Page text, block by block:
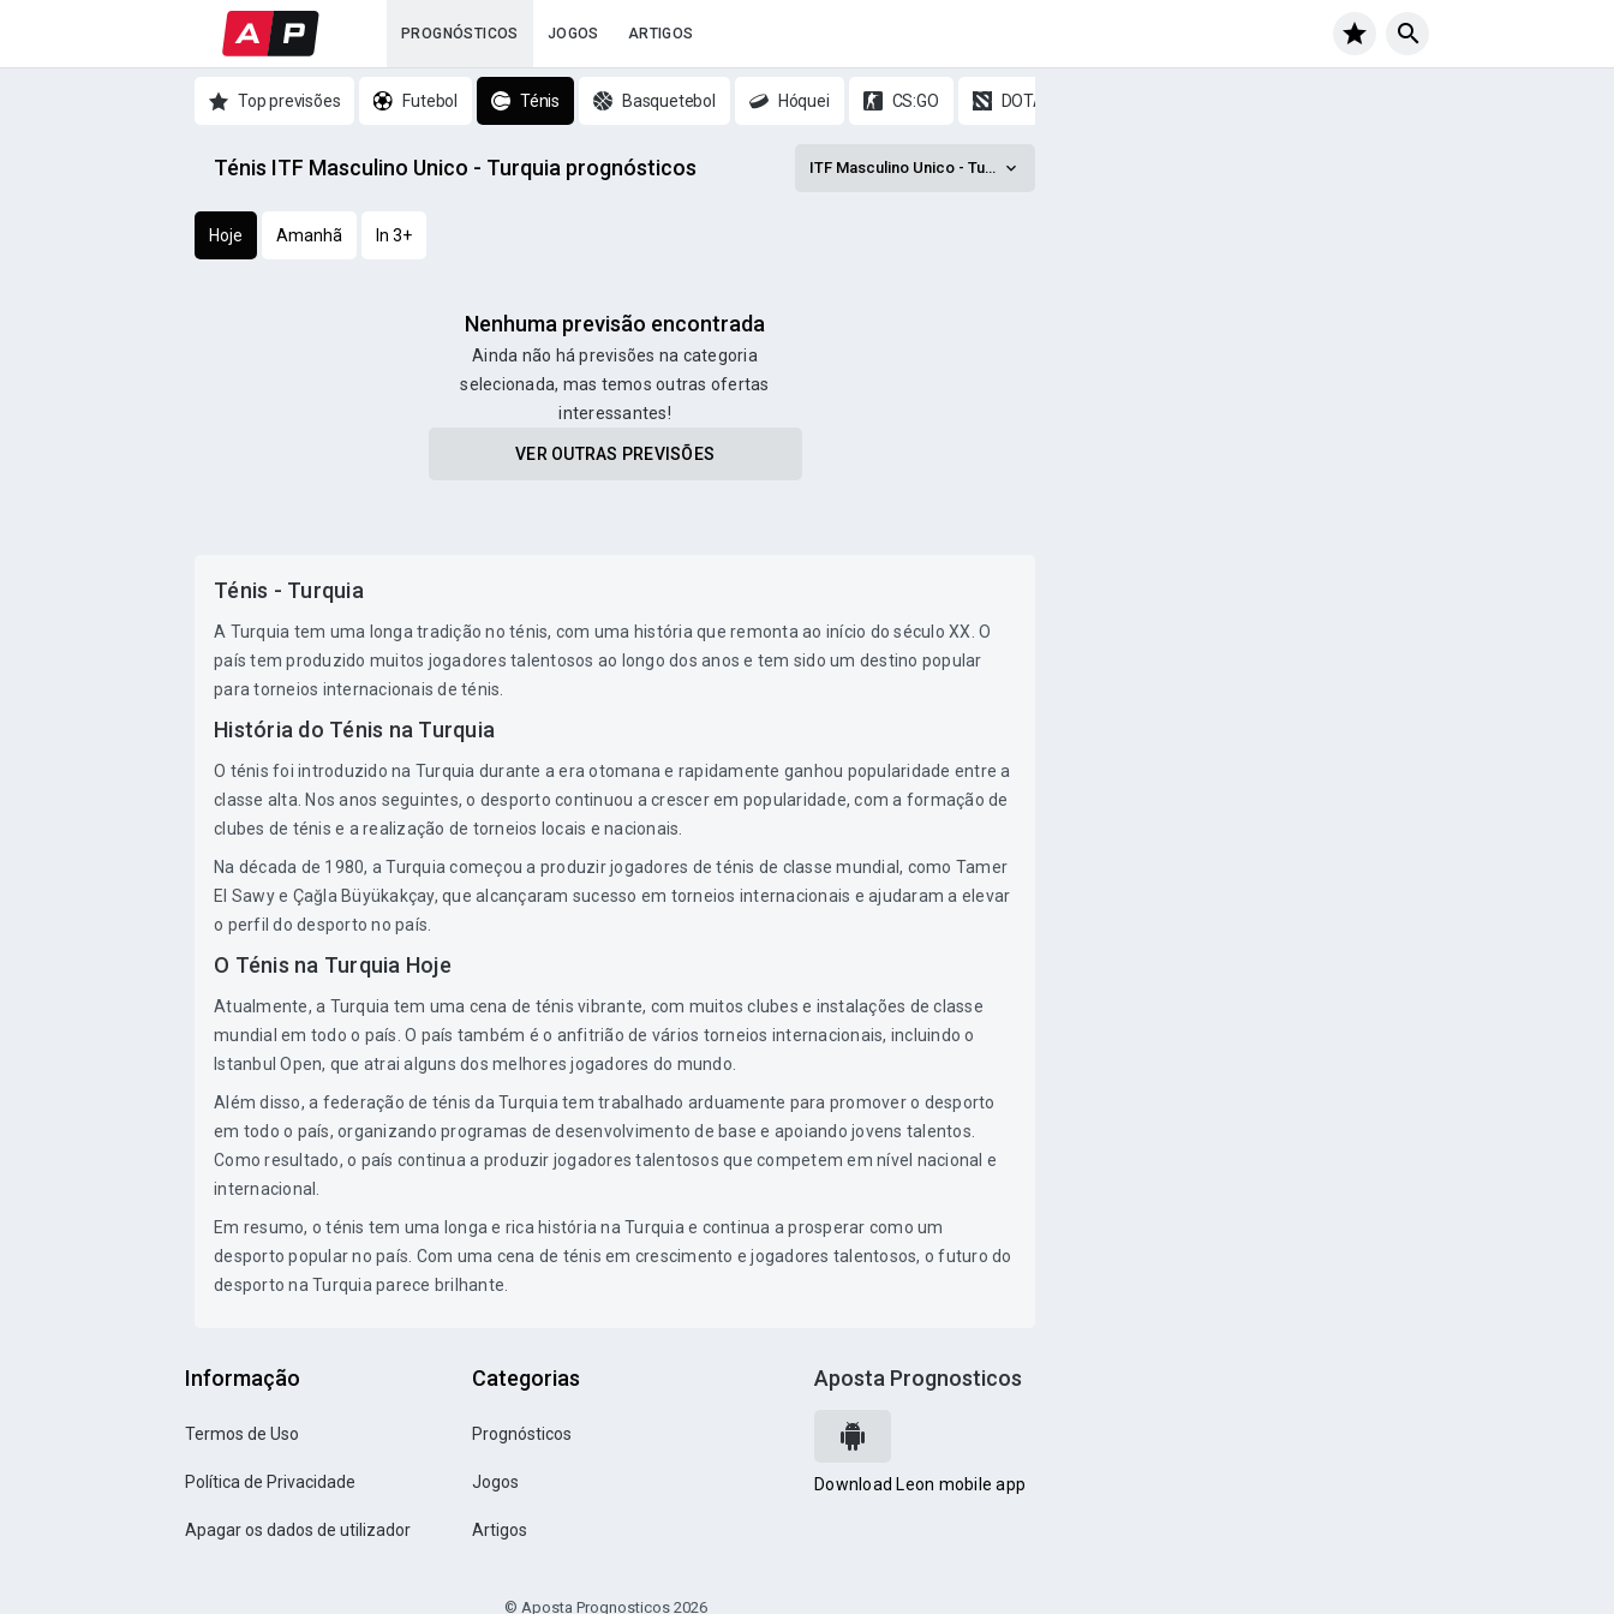
PROGNÓSTICOS JOGOS ARTIGOS
Top previsões Futebol Ténis Basquetebol Hóquei CS:GO DOTA 2
Ténis ITF Masculino Unico - Turquia prognósticos ITF Masculino Unico - Turquia
Hoje Amanhã In 3+
Nenhuma previsão encontrada
Ainda não há previsões na categoria
selecionada, mas temos outras ofertas
interessantes!
VER OUTRAS PREVISÕES
Ténis - Turquia
A Turquia tem uma longa tradição no ténis, com uma história que remonta ao início do século XX. O
país tem produzido muitos jogadores talentosos ao longo dos anos e tem sido um destino popular
para torneios internacionais de ténis.
História do Ténis na Turquia
O ténis foi introduzido na Turquia durante a era otomana e rapidamente ganhou popularidade entre a
classe alta. Nos anos seguintes, o desporto continuou a crescer em popularidade, com a formação de
clubes de ténis e a realização de torneios locais e nacionais.
Na década de 1980, a Turquia começou a produzir jogadores de ténis de classe mundial, como Tamer
El Sawy e Çağla Büyükakçay, que alcançaram sucesso em torneios internacionais e ajudaram a elevar
o perfil do desporto no país.
O Ténis na Turquia Hoje
Atualmente, a Turquia tem uma cena de ténis vibrante, com muitos clubes e instalações de classe
mundial em todo o país. O país também é o anfitrião de vários torneios internacionais, incluindo o
Istanbul Open, que atrai alguns dos melhores jogadores do mundo.
Além disso, a federação de ténis da Turquia tem trabalhado arduamente para promover o desporto
em todo o país, organizando programas de desenvolvimento de base e apoiando jovens talentos.
Como resultado, o país continua a produzir jogadores talentosos que competem em nível nacional e
internacional.
Em resumo, o ténis tem uma longa e rica história na Turquia e continua a prosperar como um
desporto popular no país. Com uma cena de ténis em crescimento e jogadores talentosos, o futuro do
desporto na Turquia parece brilhante.
Informação
Termos de Uso
Política de Privacidade
Apagar os dados de utilizador
Categorias
Prognósticos
Jogos
Artigos
Aposta Prognosticos
Download Leon mobile app
© Aposta Prognosticos 2026